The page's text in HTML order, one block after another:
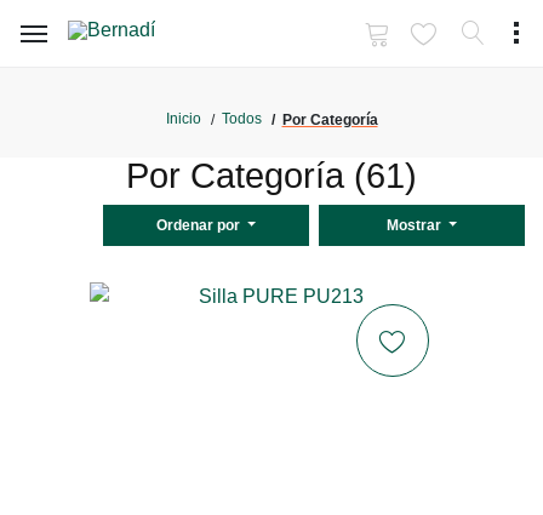
Inicio Todos Por Categoría
Por Categoría (61)
Ordenar por Mostrar